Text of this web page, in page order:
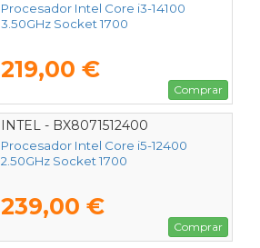
Procesador Intel Core i3-14100
3.50GHz Socket 1700
219,00 €
Comprar
INTEL - BX8071512400
Procesador Intel Core i5-12400
2.50GHz Socket 1700
239,00 €
Comprar